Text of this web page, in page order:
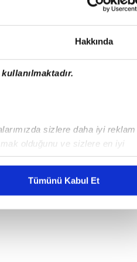
Hakkında
sizlere daha iyi reklam
olduğunu ve sizlere en iyi
maliyetlerimizi karşılamak
çerezler kullanılmaktadır. Bu
hizmetlerinin sunulması
ve sizlere yönelik
Tümünü Kabul Et